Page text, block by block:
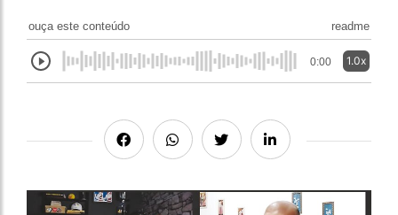
ouça este conteúdo readme
0:00 1.0x